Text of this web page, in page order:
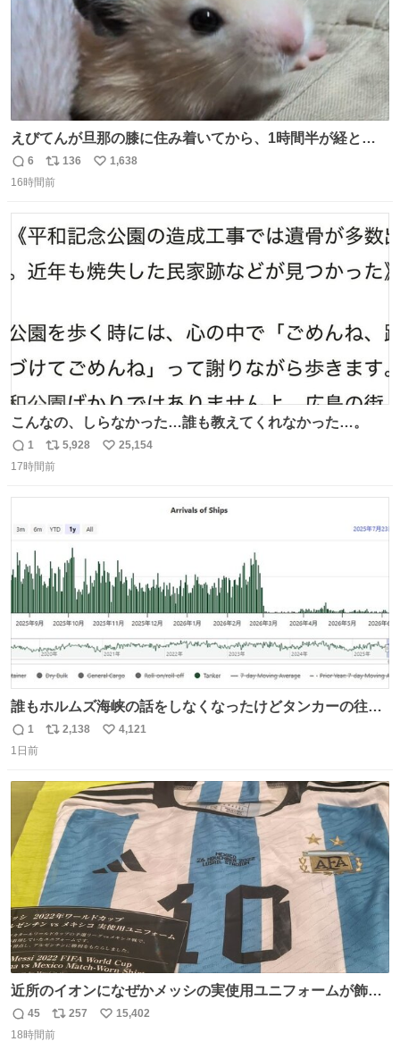
えびてんが旦那の膝に住み着いてから、1時間半が経とう
としている。 えびてんはもう永住の意を固めており、持ち
込んだおやつを所定の場所に置くなどしている。
返
信
6
リ
ポ
ト
数
136
い
数
1,638
16時間前
こんなの、しらなかった…誰も教えてくれなかった…。
返
信
1
リ
ポ
数
5,928
い
25,154
17時間前
誰もホルムズ海峡の話をしなくなったけどタンカーの往来
は消滅したままですねと
返
信
1
リ
ト
数
2,138
い
数
4,121
1日前
近所のイオンになぜかメッシの実使用ユニフォームが飾っ
てあっておもろい
返
信
45
リ
ポ
257
い
15,402
18時間前